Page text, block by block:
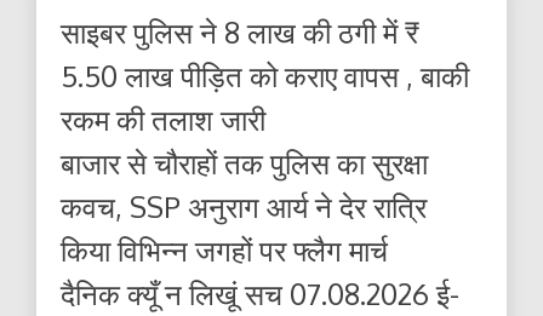
साइबर पुलिस ने 8 लाख की ठगी में ₹
5.50 लाख पीड़ित को कराए वापस , बाकी
रकम की तलाश जारी
बाजार से चौराहों तक पुलिस का सुरक्षा
कवच, SSP अनुराग आर्य ने देर रात्रि
किया विभिन्न जगहों पर फ्लैग मार्च
दैनिक क्यूँ न लिखूं सच 07.08.2026 ई-